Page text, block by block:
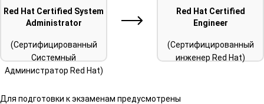
Red Hat Certified System
Administrator
(Сертифицированный
Системный
Администратор Red Hat)
Red Hat Certified
Engineer
(Сертифицированный
инженер Red Hat)
Для подготовки к экзаменам предусмотрены